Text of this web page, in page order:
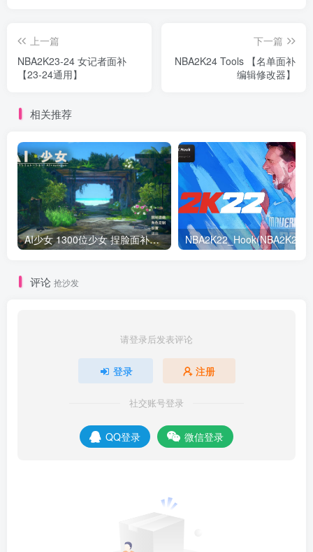
上一篇
NBA2K23-24 女记者面补
【23-24通用】
下一篇
NBA2K24 Tools 【名单面补
编辑修改器】
相关推荐
AI少女 1300位少女 捏脸面补数据整合包 总有一位是你想要的
评论 抢沙发
请登录后发表评论
登录 注册
社交账号登录
QQ登录 微信登录